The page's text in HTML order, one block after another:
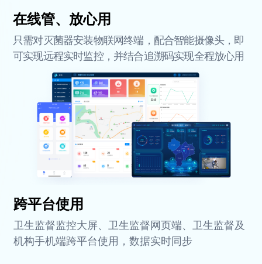
在线管、放心用
只需对灭菌器安装物联网终端，配合智能摄像头，即
可实现远程实时监控，并结合追溯码实现全程放心用
跨平台使用
卫生监督监控大屏、卫生监督网页端、卫生监督及
机构手机端跨平台使用，数据实时同步